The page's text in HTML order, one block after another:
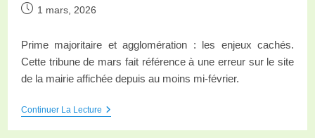
1 mars, 2026
Prime majoritaire et agglomération : les enjeux cachés.
Cette tribune de mars fait référence à une erreur sur le site
de la mairie affichée depuis au moins mi-février.
Continuer La Lecture